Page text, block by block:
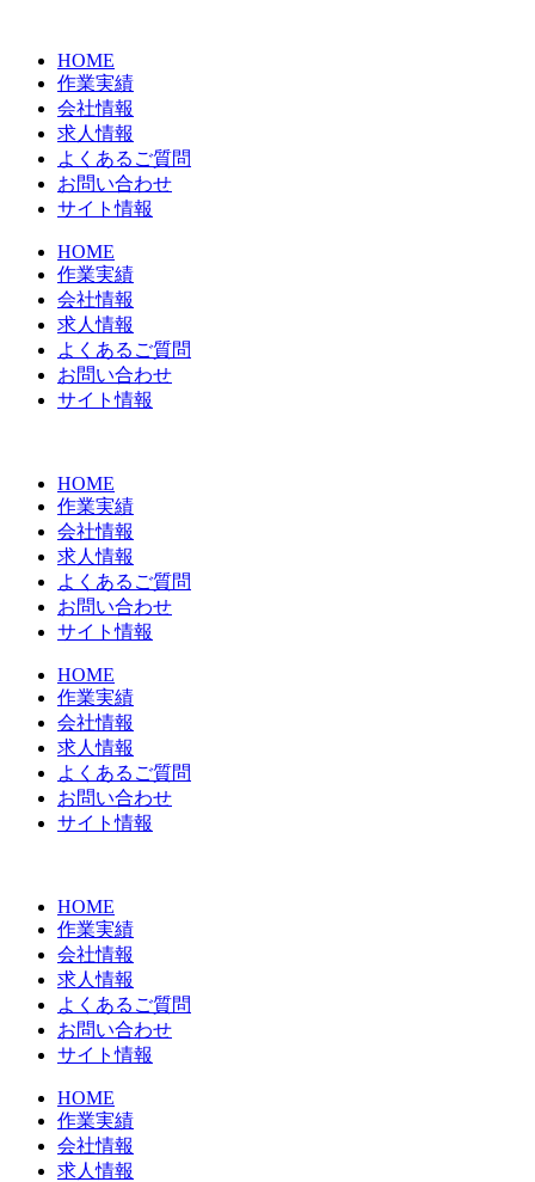
HOME
作業実績
会社情報
求人情報
よくあるご質問
お問い合わせ
サイト情報
HOME
作業実績
会社情報
求人情報
よくあるご質問
お問い合わせ
サイト情報
HOME
作業実績
会社情報
求人情報
よくあるご質問
お問い合わせ
サイト情報
HOME
作業実績
会社情報
求人情報
よくあるご質問
お問い合わせ
サイト情報
HOME
作業実績
会社情報
求人情報
よくあるご質問
お問い合わせ
サイト情報
HOME
作業実績
会社情報
求人情報